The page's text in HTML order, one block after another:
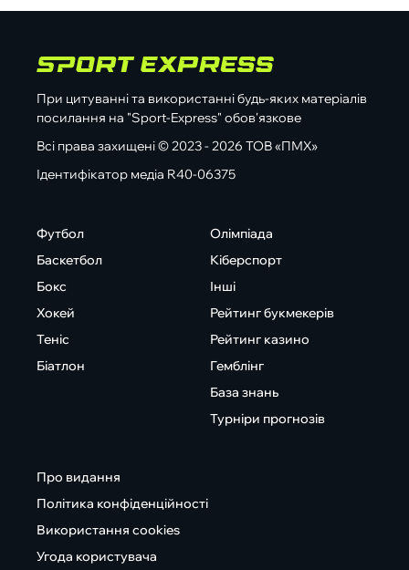
При цитуванні та використанні будь-яких матеріалів
посилання на "Sport-Express" обов'язкове
Всі права захищені © 2023 - 2026 ТОВ «ПМХ»
Ідентифікатор медіа R40-06375
Футбол
Баскетбол
Бокс
Хокей
Теніс
Біатлон
Олімпіада
Кіберспорт
Інші
Рейтинг букмекерів
Рейтинг казино
Гемблінг
База знань
Турніри прогнозів
Про видання
Політика конфіденційності
Використання cookies
Угода користувача